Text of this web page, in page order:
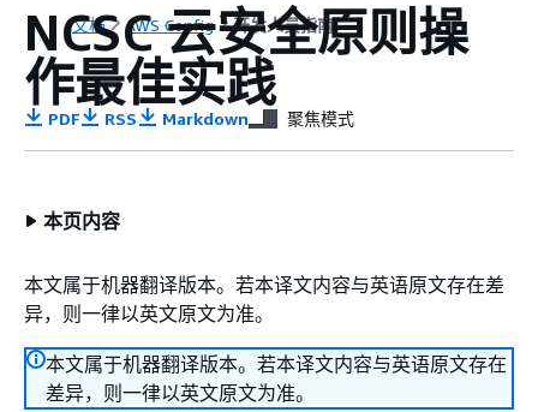
文档 AWS Config 开发人员指南
NCSC 云安全原则操
作最佳实践
PDF RSS Markdown 聚焦模式
本页内容
本文属于机器翻译版本。若本译文内容与英语原文存在差
异，则一律以英文原文为准。
本文属于机器翻译版本。若本译文内容与英语原文存在
差异，则一律以英文原文为准。